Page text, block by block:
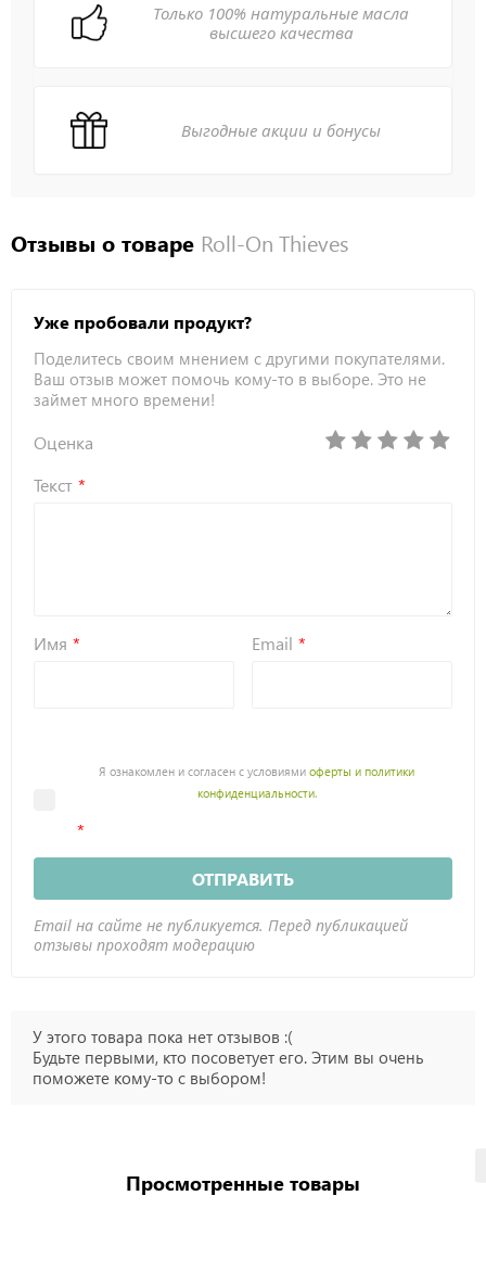
Только 100% натуральные масла
высшего качества
Выгодные акции и бонусы
Отзывы о товаре Roll-On Thieves
Уже пробовали продукт?
Поделитесь своим мнением с другими покупателями.
Ваш отзыв может помочь кому-то в выборе. Это не
займет много времени!
Оценка
Текст
Имя Email
Я ознакомлен и согласен с условиямиоферты и политики
конфиденциальности.
ОТПРАВИТЬ
Email на сайте не публикуется. Перед публикацией
отзывы проходят модерацию
У этого товара пока нет отзывов :(
Будьте первыми, кто посоветует его. Этим вы очень
поможете кому-то с выбором!
Просмотренные товары